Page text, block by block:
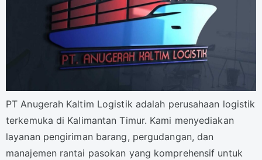
PT Anugerah Kaltim Logistik adalah perusahaan logistik
terkemuka di Kalimantan Timur. Kami menyediakan
layanan pengiriman barang, pergudangan, dan
manajemen rantai pasokan yang komprehensif untuk